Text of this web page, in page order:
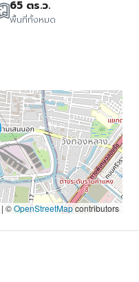
65 ตร.ว.
พื้นที่ทั้งหมด
| ©OpenStreetMapcontributors